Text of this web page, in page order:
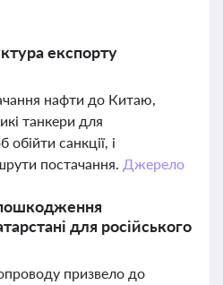
експорту
нафти до Китаю,
танкери для
санкції, і
постачання. Джерело
для російського
призвело до